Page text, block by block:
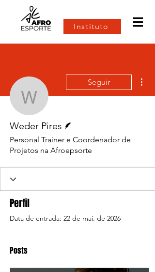
Instituto
Weder Pires
Seguir
Weder Pires
Personal Trainer e Coordenador de
Projetos na Afroepsorte
Perfil
Data de entrada: 22 de mai. de 2026
Posts